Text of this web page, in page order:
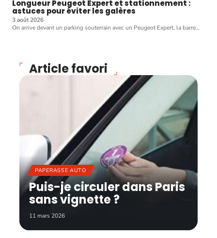
Longueur Peugeot Expert et stationnement :
astuces pour éviter les galères
3 août 2026
On arrive devant un parking souterrain avec un Peugeot Expert, la barre…
Article favori
PAPERASSE AUTO
Puis-je circuler dans Paris
sans vignette ?
11 mars 2026